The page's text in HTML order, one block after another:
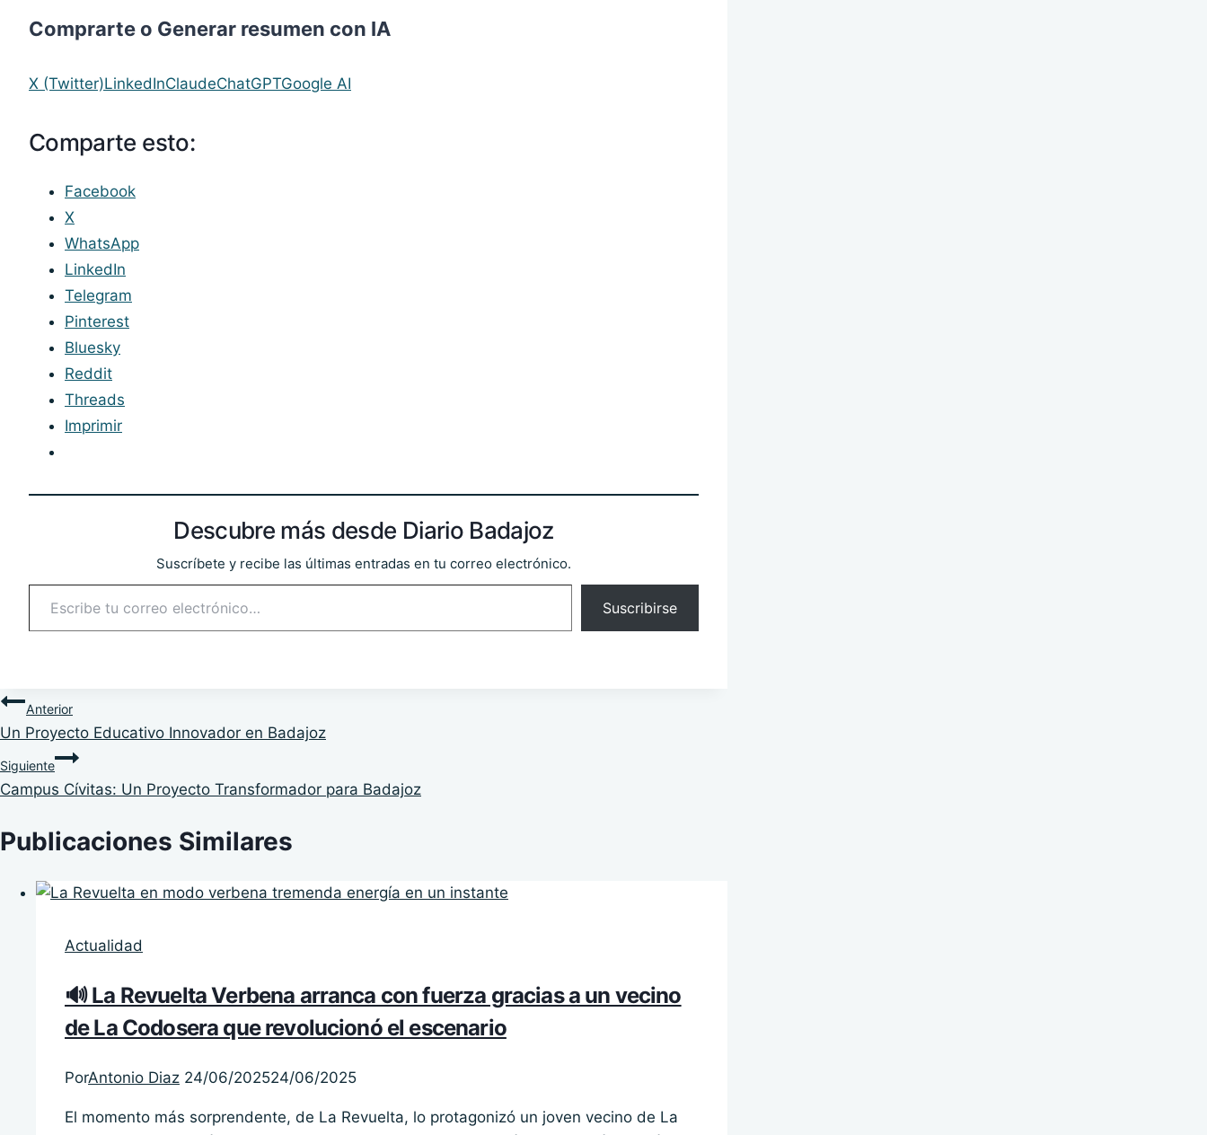
Comprarte o Generar resumen con IA
X (Twitter)LinkedInClaudeChatGPTGoogle AI
Comparte esto:
Facebook
X
WhatsApp
LinkedIn
Telegram
Pinterest
Bluesky
Reddit
Threads
Imprimir
Descubre más desde Diario Badajoz
Suscríbete y recibe las últimas entradas en tu correo electrónico.
Escribe tu correo electrónico…
Suscribirse
Navegación
de
entradas
Anterior
Un Proyecto Educativo Innovador en Badajoz
Siguiente
Campus Cívitas: Un Proyecto Transformador para Badajoz
Publicaciones Similares
Actualidad
🔊 La Revuelta Verbena arranca con fuerza gracias a un vecino
de La Codosera que revolucionó el escenario
PorAntonio Diaz 24/06/202524/06/2025
El momento más sorprendente, de La Revuelta, lo protagonizó un joven vecino de La